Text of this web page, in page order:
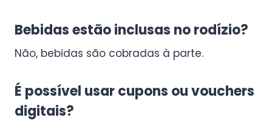
Bebidas estão inclusas no rodízio?
Não, bebidas são cobradas à parte.
É possível usar cupons ou vouchers
digitais?